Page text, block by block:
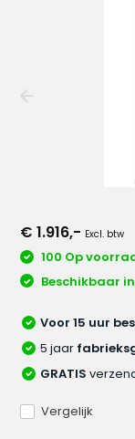
€ 1.916,- Excl. btw
100 Op
Beschikbaar
Voor 15 uur
5 jaar
GRATIS
Vergelijk